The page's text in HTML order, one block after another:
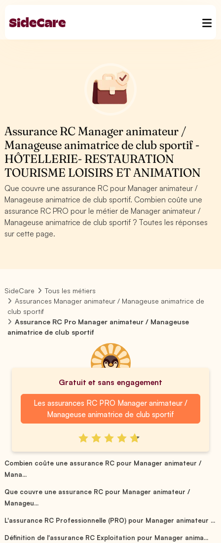
Assurance RC Manager animateur /
Manageuse animatrice de club sportif -
HÔTELLERIE- RESTAURATION
TOURISME LOISIRS ET ANIMATION
Que couvre une assurance RC pour Manager animateur /
Manageuse animatrice de club sportif. Combien coûte une
assurance RC PRO pour le métier de Manager animateur /
Manageuse animatrice de club sportif ? Toutes les réponses
sur cette page.
SideCare
Tous les métiers
Assurances Manager animateur / Manageuse animatrice de
club sportif
Assurance RC Pro Manager animateur / Manageuse
animatrice de club sportif
Gratuit et sans engagement
Les assurances RC PRO Manager animateur /
Manageuse animatrice de club sportif
Combien coûte une assurance RC pour Manager animateur /
Mana...
Que couvre une assurance RC pour Manager animateur /
Manageu...
L'assurance RC Professionnelle (PRO) pour Manager animateur ...
Définition de l'assurance RC Exploitation pour Manager anima...